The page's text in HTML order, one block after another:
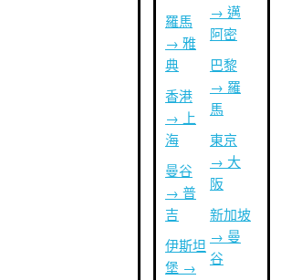
羅馬
→ 雅
典
香港
→ 上
海
曼谷
→ 普
吉
伊斯坦
堡 →
→ 邁
阿密
巴黎
→ 羅
馬
東京
→ 大
阪
新加坡
→ 曼
谷